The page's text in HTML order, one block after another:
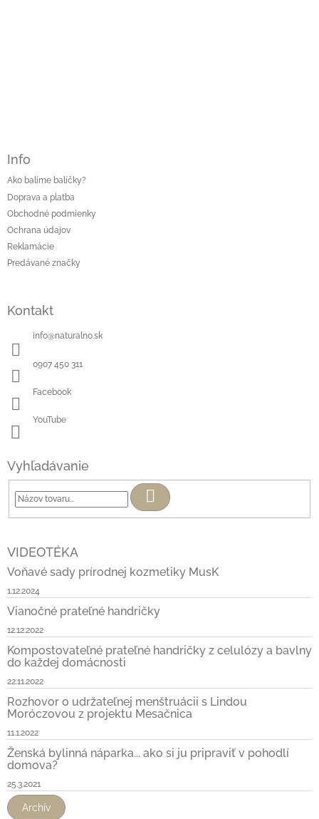
Info
Ako balíme balíčky?
Doprava a platba
Obchodné podmienky
Ochrana údajov
Reklamácie
Predávané značky
Kontakt
info@naturalno.sk
0907 450 311
Facebook
YouTube
Vyhľadávanie
Hľadať
VIDEOTÉKA
Voňavé sady prírodnej kozmetiky MusK
1.12.2024
Vianočné prateľné handričky
12.12.2022
Kompostovateľné prateľné handričky z celulózy a bavlny
do každej domácnosti
22.11.2022
Rozhovor o udržateľnej menštruácii s Lindou
Moróczovou z projektu Mesačnica
11.1.2022
Ženská bylinná náparka... ako si ju pripraviť v pohodlí
domova?
25.3.2021
Archív